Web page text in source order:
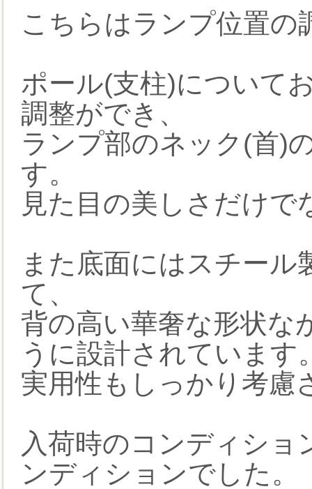
こちらはランプ位置の
ポール(支柱)について
調整ができ、
ランプ部のネック(首)
す。
見た目の美しさだけで
また底面にはスチー
て、
背の高い華奢な形状な
うに設計されています
実用性もしっかり考慮
入荷時のコンディシ
ンディションでした。